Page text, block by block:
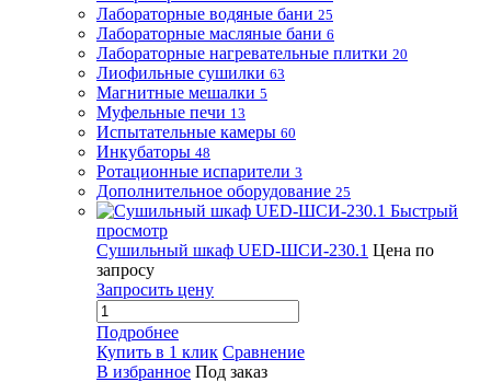
Лабораторные водяные бани 25
Лабораторные масляные бани 6
Лабораторные нагревательные плитки 20
Лиофильные сушилки 63
Магнитные мешалки 5
Муфельные печи 13
Испытательные камеры 60
Инкубаторы 48
Ротационные испарители 3
Дополнительное оборудование 25
Быстрый
просмотр
Сушильный шкаф UED-ШСИ-230.1 Цена по
запросу
Запросить цену
Подробнее
Купить в 1 клик Сравнение
В избранное Под заказ